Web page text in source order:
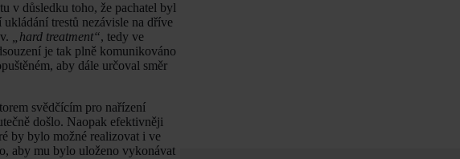
v důsledku toho, že pachatel byl
trestů nezávisle na dříve
„hard treatment“, tedy ve
je tak plně komunikováno
aby dále určoval směr
svědčícím pro nařízení
došlo. Naopak efektivněji
by bylo možné realizovat i ve
aby mu bylo uloženo vykonávat